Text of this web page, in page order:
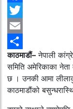
Facebook
Twitter
Email
Share
काठमाडौं– नेपाली
समिति अमेरिकाका
छ । उनकी आमा
काठमाडौंको